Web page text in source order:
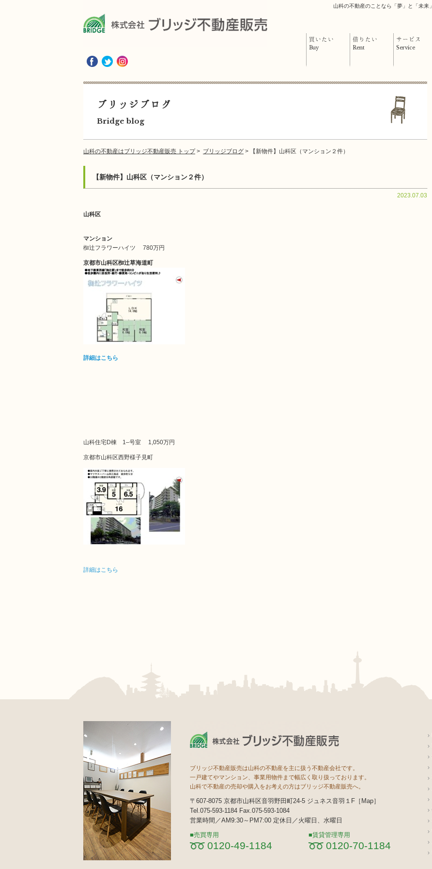
山科の不動産のことなら「夢」と「未来
買いたい
Buy
借りたい
Rent
サービス
Service
ブリッジブログ
Bridge blog
山科の不動産はブリッジ不動産販売 トップ> ブリッジブログ > 【新物件】山科区（マンション２件）
【新物件】山科区（マンション２件）
2023.07.03
山科区
マンション
椥辻フラワーハイツ 780万円
京都市山科区椥辻草海道町
詳細はこちら
山科住宅D棟 1–号室 1,050万円
京都市山科区西野様子見町
詳細はこちら
ブリッジ不動産販売は山科の不動産を主に扱う不動産会社です。
一戸建てやマンション、事業用物件まで幅広く取り扱っております。
山科で不動産の売却や購入をお考えの方はブリッジ不動産販売へ。
〒607-8075 京都市山科区音羽野田町24-5 ジュネス音羽１F［ Map］
Tel.075-593-1184 Fax.075-593-1084
営業時間／AM9:30～PM7:00 定休日／火曜日、水曜日
売買専用
0120-49-1184
賃貸管理専用
0120-70-1184